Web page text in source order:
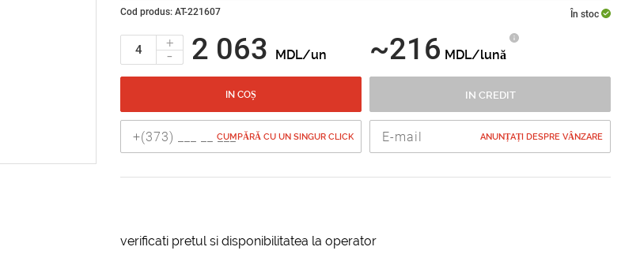
Cod produs: AT-221607 În stoc
+
- 2 063 MDL/un ~216 MDL/lună
IN COȘ IN CREDIT
CUMPĂRĂ CU UN SINGUR CLICK ANUNȚAȚI DESPRE VÂNZARE
verificati pretul si disponibilitatea la operator